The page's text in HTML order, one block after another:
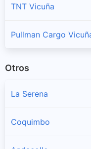
TNT Vicuña
Pullman Cargo
Otros
La Serena
Coquimbo